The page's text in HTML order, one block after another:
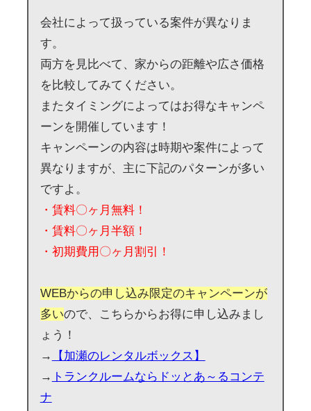
会社によって扱っている案件が異なりま
す。
両方を見比べて、家からの距離や広さ価格
を比較してみてください。
またタイミングによってはお得なキャンペ
ーンを開催しています！
キャンペーンの内容は時期や案件によって
異なりますが、主に下記のパターンが多い
ですよ。
・賃料〇ヶ月無料！
・賃料〇ヶ月半額！
・初期費用〇ヶ月割引！
WEBからの申し込み限定のキャンペーンが
多いので、こちらからお得に申し込みまし
ょう！
→
【加瀬のレンタルボックス】
→ トランクルームならドッとあ～るコンテ
ナ